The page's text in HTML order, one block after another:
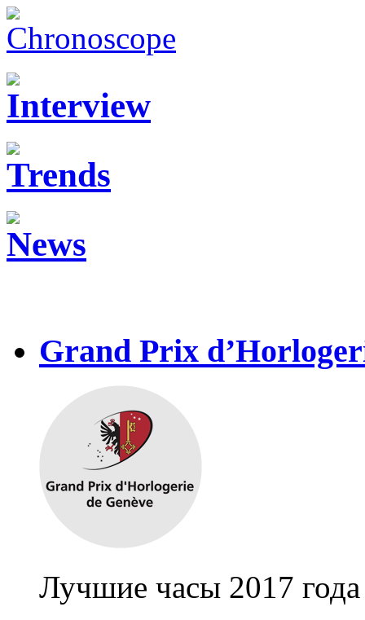
Grand Prix
Лучшие часы 2017